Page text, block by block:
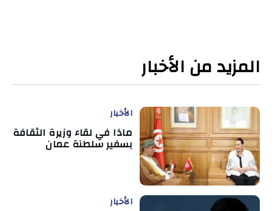
المزيد من الأخبار
الأخبار
ماذا في لقاء وزيرة الثقافة
بسفير سلطنة عمان
الأخبار